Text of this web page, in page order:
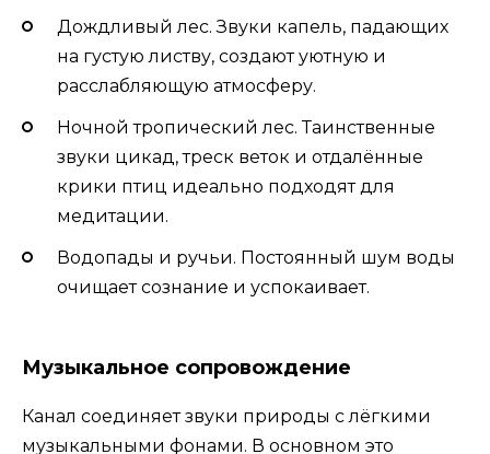
Дождливый лес. Звуки капель, падающих
на густую листву, создают уютную и
расслабляющую атмосферу.
Ночной тропический лес. Таинственные
звуки цикад, треск веток и отдалённые
крики птиц идеально подходят для
медитации.
Водопады и ручьи. Постоянный шум воды
очищает сознание и успокаивает.
Музыкальное сопровождение
Канал соединяет звуки природы с лёгкими
музыкальными фонами. В основном это